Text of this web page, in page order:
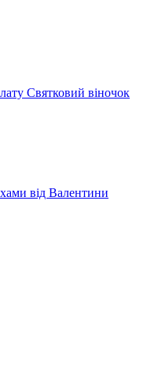
Святковий віночок
від Валентини